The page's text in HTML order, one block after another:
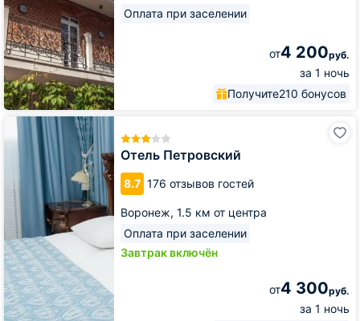
Оплата при заселении
от4 200руб.
за 1 ночь
Получите210 бонусов
Отель Петровский
8.7 176 отзывов гостей
Воронеж, 1.5 км от центра
Оплата при заселении
Завтрак включён
от4 300руб.
за 1 ночь
Отель
Петровский